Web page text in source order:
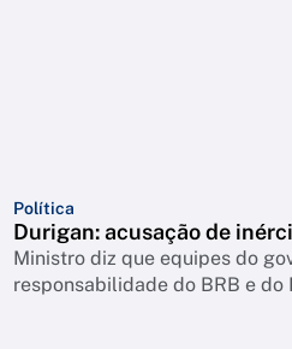
Política
Durigan: acusação de
Ministro diz que equipes do
responsabilidade do BRB e do